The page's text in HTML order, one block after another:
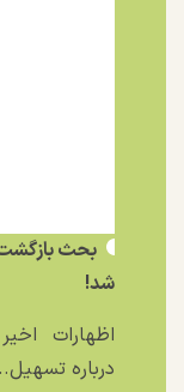
بحث
شد!
اظهارات
درباره